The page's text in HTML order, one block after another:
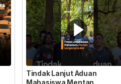
Tindak Lanjut Aduan
Mahasiswa Mentan